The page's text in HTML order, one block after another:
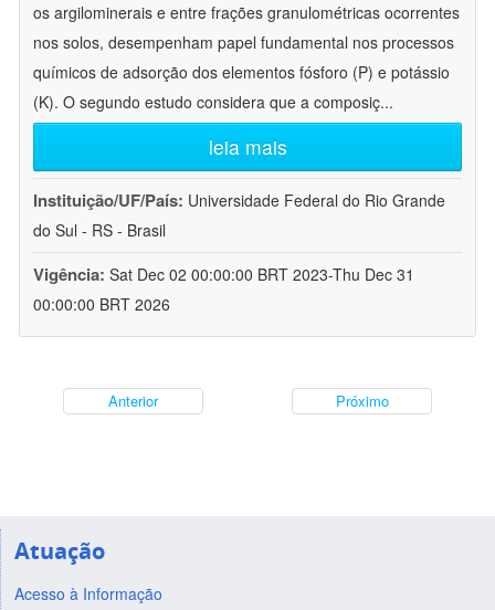
os argilominerais e entre frações granulométricas ocorrentes
nos solos, desempenham papel fundamental nos processos
químicos de adsorção dos elementos fósforo (P) e potássio
(K). O segundo estudo considera que a composiç...
leia mais
Instituição/UF/País: Universidade Federal do Rio Grande
do Sul - RS - Brasil
Vigência: Sat Dec 02 00:00:00 BRT 2023-Thu Dec 31
00:00:00 BRT 2026
Anterior Próximo
Atuação
Acesso à Informação